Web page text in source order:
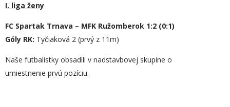
I. liga ženy
FC Spartak Trnava – MFK Ružomberok 1:2 (0:1)
Góly RK: Tyčiaková 2 (prvý z 11m)
Naše futbalistky obsadili v nadstavbovej skupine o
umiestnenie prvú pozíciu.